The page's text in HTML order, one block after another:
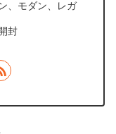
、モダン、レガ
封